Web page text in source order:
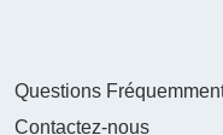
Questions
Contactez-nous